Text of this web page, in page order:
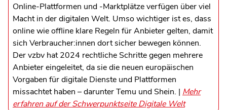
Online-Plattformen und -Marktplätze verfügen über viel
Macht in der digitalen Welt. Umso wichtiger ist es, dass
online wie offline klare Regeln für Anbieter gelten, damit
sich Verbraucher:innen dort sicher bewegen können.
Der vzbv hat 2024 rechtliche Schritte gegen mehrere
Anbieter eingeleitet, da sie die neuen europäischen
Vorgaben für digitale Dienste und Plattformen
missachtet haben – darunter Temu und Shein. | Mehr
erfahren auf der Schwerpunktseite Digitale Welt